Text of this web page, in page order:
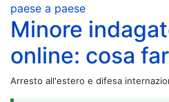
paese a paese
Minore
online: cosa
Arresto all'estero e difesa